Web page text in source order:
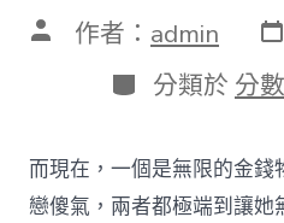
文 作者： admin 發
表
日
期
分
類
分類於 分數
而現在，一個是無限的金
戀傻氣，兩者都極端到讓她